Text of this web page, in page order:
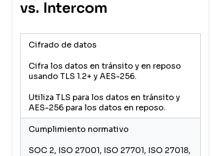
vs. Intercom
Cifrado de datos
Cifra los datos en tránsito y en reposo
usando TLS 1.2+ y AES-256.
Utiliza TLS para los datos en tránsito y
AES-256 para los datos en reposo.
Cumplimiento normativo
SOC 2, ISO 27001, ISO 27701, ISO 27018,